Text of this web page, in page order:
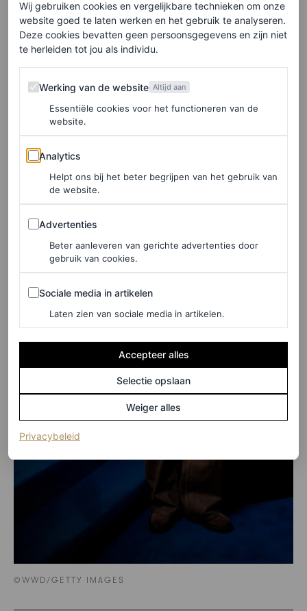
kenmerkende LV-monogram erop, en een bijpassende
mid-risejeans – onmiskenbaar Louis Vuitton. Liu droeg
haar jasje open over een wit T-shirt en hield een
bijpassende schoudertas met monogram in haar hand, als
een clutch.
©WWD/GETTY IMAGES
Wij gebruiken cookies en vergelijkbare technieken om onze
website goed te laten werken en het gebruik te analyseren.
Deze cookies bevatten geen persoonsgegevens en zijn niet
te herleiden tot jou als individu.
Werking van de website
Werking van de website Altijd aan
Essentiële cookies voor het functioneren van de
website.
Analytics
Analytics
Helpt ons bij het beter begrijpen van het gebruik van
de website.
Advertenties
Advertenties
Beter aanleveren van gerichte advertenties door
gebruik van cookies.
Sociale media in artikelen
Sociale media in artikelen
Laten zien van sociale media in artikelen.
Accepteer alles
Selectie opslaan
Weiger alles
Privacybeleid